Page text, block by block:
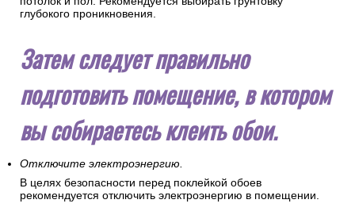
глубокого проникновения.
Затем следует правильно
подготовить помещение, в котором
вы собираетесь клеить обои.
Отключите электроэнергию.
В целях безопасности перед поклейкой обоев
рекомендуется отключить электроэнергию в помещении.